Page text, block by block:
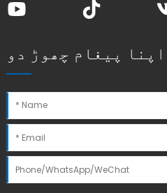
اپنا پیغام چھوڑ دو